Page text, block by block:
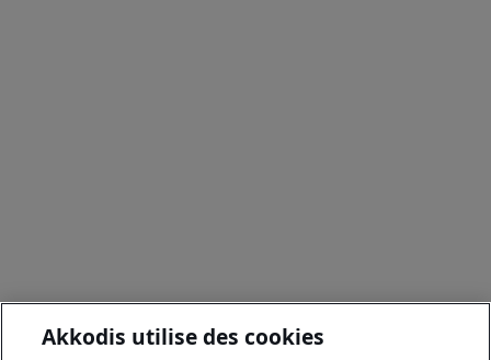
Akkodis utilise des cookies